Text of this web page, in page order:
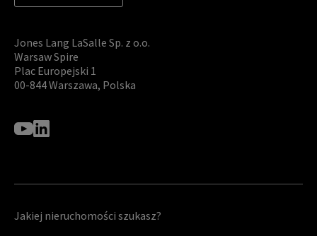
Jones Lang LaSalle Sp. z o.o.
Warsaw Spire
Plac Europejski 1
00-844 Warszawa, Polska
Jakiej nieruchomości szukasz?